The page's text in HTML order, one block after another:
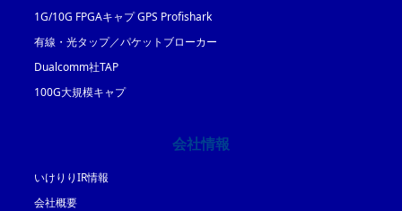
1G/10G FPGAキャプ GPS Profishark
有線・光タップ／パケットブローカー
Dualcomm社TAP
100G大規模キャプ
会社情報
いけりりIR情報
会社概要